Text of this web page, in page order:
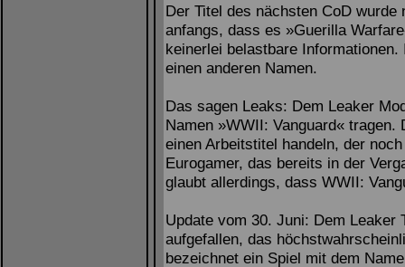
Der Titel des nächsten CoD
anfangs, dass es »Guerilla
keinerlei belastbare
einen anderen Namen.
Das sagen Leaks: Dem Leaker
Namen »WWII: Vanguard«
einen Arbeitstitel handeln, der
Eurogamer, das bereits in der
glaubt allerdings, dass WWII:
Update vom 30. Juni: Dem Leaker
aufgefallen, das
bezeichnet ein Spiel mit dem